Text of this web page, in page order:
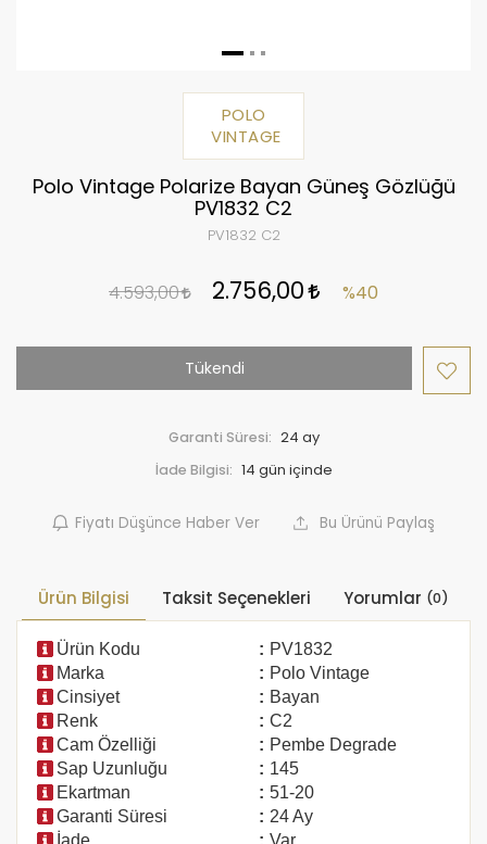
POLO
VINTAGE
Polo Vintage Polarize Bayan Güneş Gözlüğü
PV1832 C2
PV1832 C2
4.593,00 2.756,00 %40
Tükendi
Garanti Süresi: 24 ay
İade Bilgisi:
Fiyatı Düşünce Haber Ver Bu Ürünü Paylaş
Ürün Bilgisi Taksit Seçenekleri Yorumlar (0)
Ürün Kodu : PV1832
Marka
: Polo Vintage
Cinsiyet
: Bayan
Renk
: C2
Cam Özelliği
: Pembe Degrade
Sap Uzunluğu
: 145
Ekartman
: 51-20
Garanti Süresi
: 24 Ay
İade
: Var